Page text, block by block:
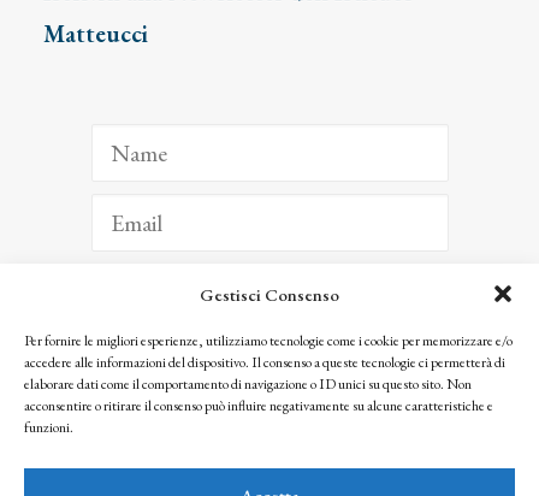
Gestisci Consenso
Per fornire le migliori esperienze, utilizziamo tecnologie come i cookie per memorizzare e/o
accedere alle informazioni del dispositivo. Il consenso a queste tecnologie ci permetterà di
elaborare dati come il comportamento di navigazione o ID unici su questo sito. Non
acconsentire o ritirare il consenso può influire negativamente su alcune caratteristiche e
funzioni.
Matteucci
ISCRIVITI
Facendo clic per iscriverti, riconosci che le tue informazioni saranno trattate
seguendo la nostra Privacy Policy
© 2025 Istituto Matteucci. All right reserved
l’autorizzazione scritta dei proprietari dei diritti e dell’Istituto Matteucci